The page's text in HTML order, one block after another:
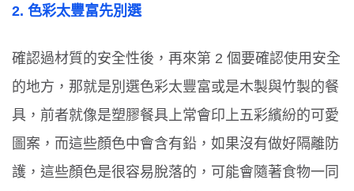
2. 色彩太豐富先別選
確認過材質的安全性後，再來第 2 個要確認使用安全
的地方，那就是別選色彩太豐富或是木製與竹製的餐
具，前者就像是塑膠餐具上常會印上五彩繽紛的可愛
圖案，而這些顏色中會含有鉛，如果沒有做好隔離防
護，這些顏色是很容易脫落的，可能會隨著食物一同